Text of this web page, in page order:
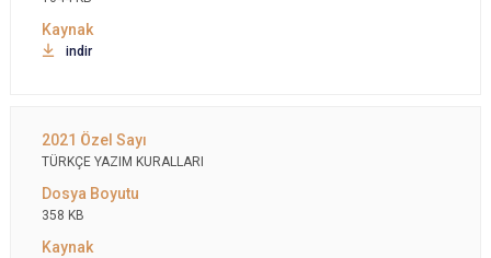
indir
TÜRKÇE YAZIM KURALLARI
358 KB